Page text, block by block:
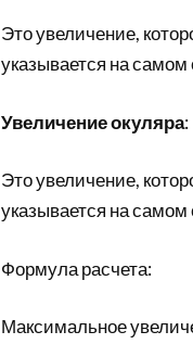
Это увеличение,
указывается на самом
Увеличение окуляра:
Это увеличение,
указывается на самом
Формула расчета:
Максимальное